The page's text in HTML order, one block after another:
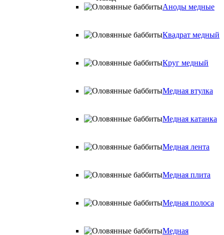
Аноды медные
Квадрат медный
Круг медный
Медная втулка
Медная катанка
Медная лента
Медная плита
Медная полоса
Медная